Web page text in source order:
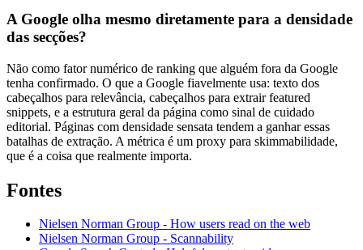
A Google olha mesmo diretamente para a densidade
das secções?
Não como fator numérico de ranking que alguém fora da Google
tenha confirmado. O que a Google fiavelmente usa: texto dos
cabeçalhos para relevância, cabeçalhos para extrair featured
snippets, e a estrutura geral da página como sinal de cuidado
editorial. Páginas com densidade sensata tendem a ganhar essas
batalhas de extração. A métrica é um proxy para skimmabilidade,
que é a coisa que realmente importa.
Fontes
Nielsen Norman Group - How users read on the web
Nielsen Norman Group - Scannability